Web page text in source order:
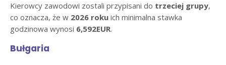
Kierowcy zawodowi zostali przypisani do trzeciej grupy,
co oznacza, że w 2026 roku ich minimalna stawka
godzinowa wynosi 6,592EUR.
Bułgaria